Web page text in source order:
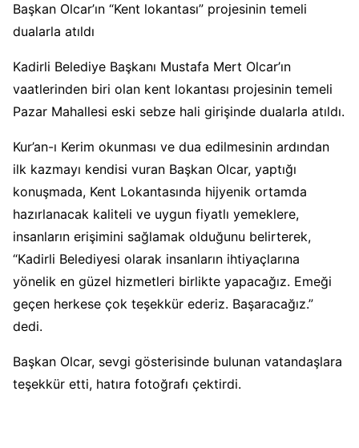
Başkan Olcar’ın “Kent lokantası” projesinin temeli
dualarla atıldı
Kadirli Belediye Başkanı Mustafa Mert Olcar’ın
vaatlerinden biri olan kent lokantası projesinin temeli
Pazar Mahallesi eski sebze hali girişinde dualarla atıldı.
Kur’an-ı Kerim okunması ve dua edilmesinin ardından
ilk kazmayı kendisi vuran Başkan Olcar, yaptığı
konuşmada, Kent Lokantasında hijyenik ortamda
hazırlanacak kaliteli ve uygun fiyatlı yemeklere,
insanların erişimini sağlamak olduğunu belirterek,
“Kadirli Belediyesi olarak insanların ihtiyaçlarına
yönelik en güzel hizmetleri birlikte yapacağız. Emeği
geçen herkese çok teşekkür ederiz. Başaracağız.”
dedi.
Başkan Olcar, sevgi gösterisinde bulunan vatandaşlara
teşekkür etti, hatıra fotoğrafı çektirdi.